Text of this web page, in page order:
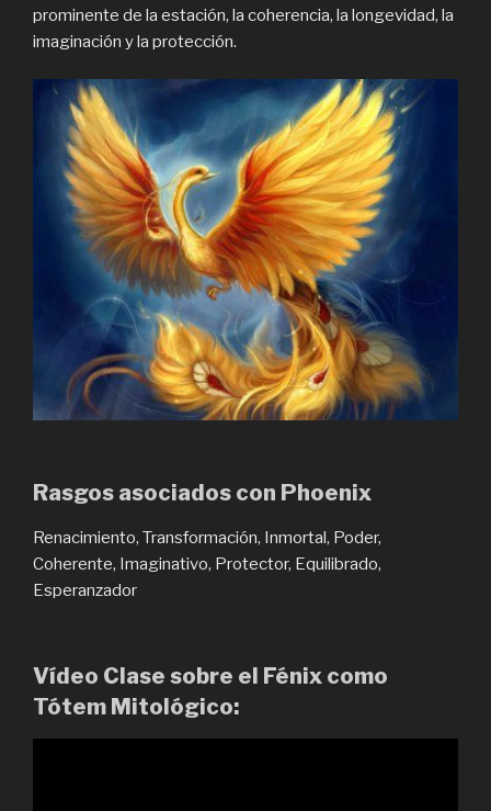
prominente de la estación, la coherencia, la longevidad, la
imaginación y la protección.
Rasgos asociados con Phoenix
Renacimiento, Transformación, Inmortal, Poder,
Coherente, Imaginativo, Protector, Equilibrado,
Esperanzador
Vídeo Clase sobre el Fénix como
Tótem Mitológico: